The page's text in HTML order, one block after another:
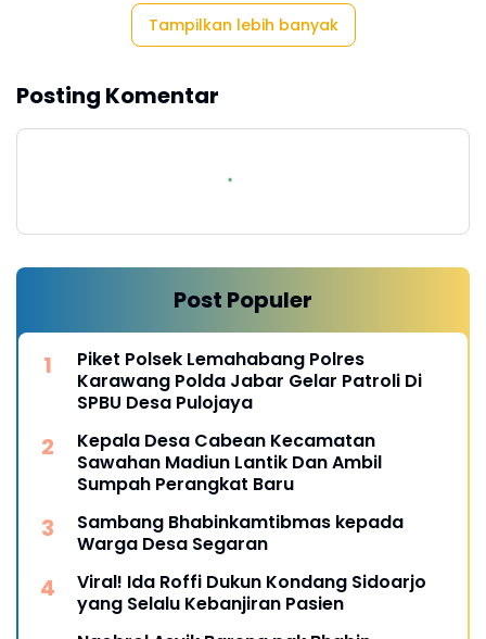
Tampilkan lebih banyak
Posting Komentar
Post Populer
Piket Polsek Lemahabang Polres
Karawang Polda Jabar Gelar Patroli Di
SPBU Desa Pulojaya
Kepala Desa Cabean Kecamatan
Sawahan Madiun Lantik Dan Ambil
Sumpah Perangkat Baru
Sambang Bhabinkamtibmas kepada
Warga Desa Segaran
Viral! Ida Roffi Dukun Kondang Sidoarjo
yang Selalu Kebanjiran Pasien